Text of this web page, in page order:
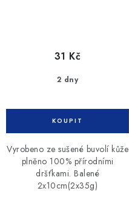
2 dny
31 Kč
Vyrobeno ze sušené buvolí kůže
plněno 100% přírodními
dršťkami. Balené
2x10cm(2x35g)